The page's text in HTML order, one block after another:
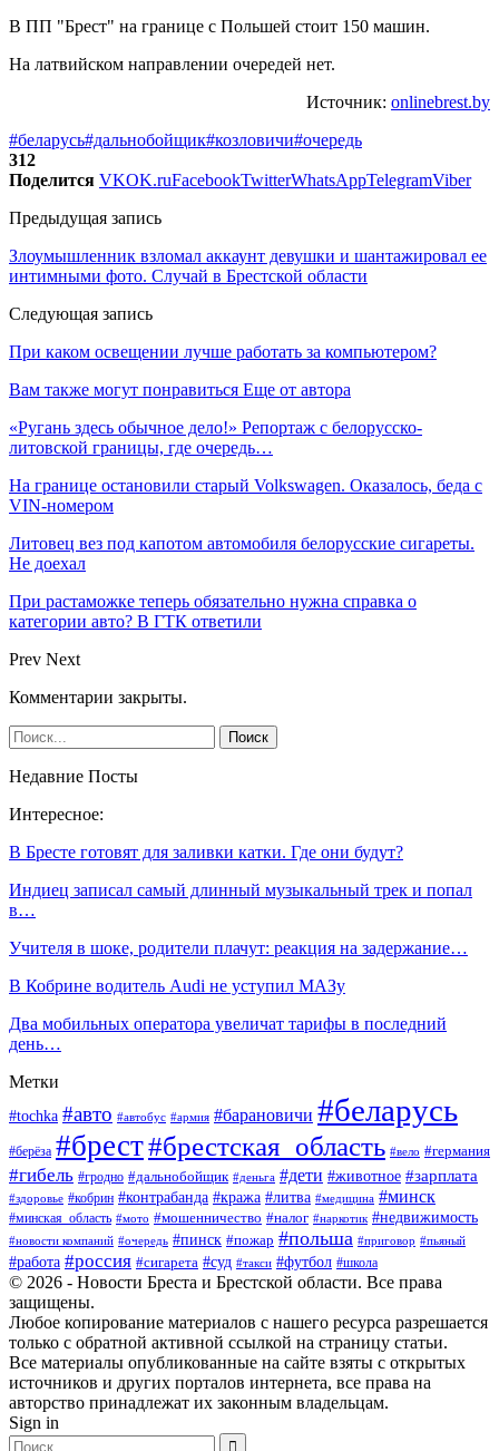
В ПП "Брест" на границе с Польшей стоит 150 машин.
На латвийском направлении очередей нет.
Источник: onlinebrest.by
#беларусь#дальнобойщик#козловичи#очередь
312
Поделится VKOK.ruFacebookTwitterWhatsAppTelegramViber
Предыдущая запись
Злоумышленник взломал аккаунт девушки и шантажировал ее
интимными фото. Случай в Брестской области
Следующая запись
При каком освещении лучше работать за компьютером?
Вам также могут понравиться Еще от автора
«Ругань здесь обычное дело!» Репортаж с белорусско-
литовской границы, где очередь…
На границе остановили старый Volkswagen. Оказалось, беда с
VIN-номером
Литовец вез под капотом автомобиля белорусские сигареты.
Не доехал
При растаможке теперь обязательно нужна справка о
категории авто? В ГТК ответили
Prev Next
Комментарии закрыты.
Недавние Посты
Интересное:
В Бресте готовят для заливки катки. Где они будут?
Индиец записал самый длинный музыкальный трек и попал
в…
Учителя в шоке, родители плачут: реакция на задержание…
В Кобрине водитель Audi не уступил МАЗу
Два мобильных оператора увеличат тарифы в последний
день…
Метки
#tochka #авто #автобус #армия #барановичи #беларусь
#берёза #брест#брестская_область #вело #германия
#гибель #гродно #дальнобойщик #деньга #дети #животное #зарплата
#здоровье #кобрин #контрабанда #кража #литва #медицина #минск
#минская_область #мото #мошенничество #налог #наркотик #недвижимость
#новости компаний #очередь #пинск #пожар #польша #приговор #пьяный
#работа #россия #сигарета #суд #такси #футбол #школа
© 2026 - Новости Бреста и Брестской области. Все права
защищены.
Любое копирование материалов с нашего ресурса разрешается
только с обратной активной ссылкой на страницу статьи.
Все материалы опубликованные на сайте взяты с открытых
источников и других порталов интернета, все права на
авторство принадлежат их законным владельцам.
Sign in